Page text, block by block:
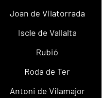
Joan de Vilatorrada
Iscle de Vallalta
Rubió
Roda de Ter
Antoni de Vilamajor